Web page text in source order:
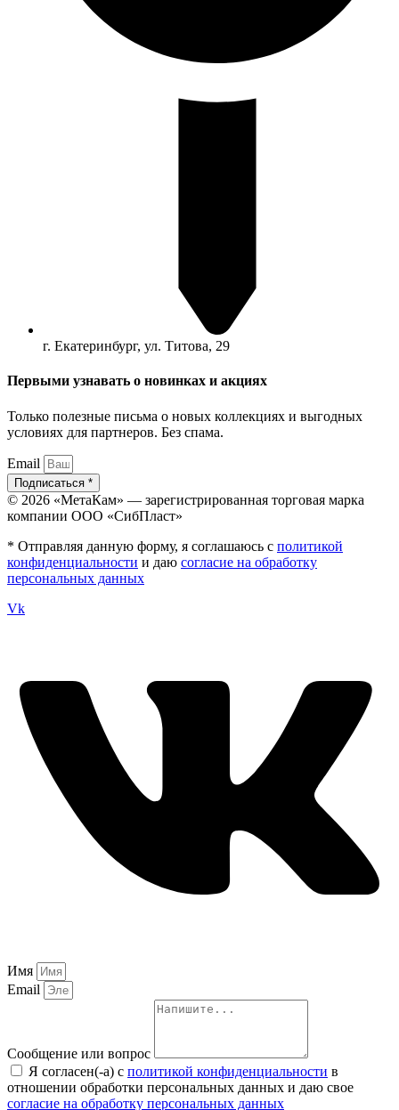
г. Екатеринбург, ул. Титова, 29
Первыми узнавать о новинках и акциях
Только полезные письма о новых коллекциях и выгодных
условиях для партнеров. Без спама.
Email
Подписаться *
© 2026 «МетаКам» — зарегистрированная торговая марка
компании ООО «СибПласт»
* Отправляя данную форму, я соглашаюсь с политикой
конфиденциальности и даю согласие на обработку
персональных данных
Vk
Имя
Email
Сообщение или вопрос
Я согласен(-а) с политикой конфиденциальности в
отношении обработки персональных данных и даю свое
согласие на обработку персональных данных